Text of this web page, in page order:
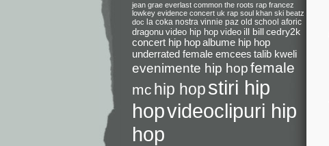
jean grae everlast common the roots rap francez
lowkey evidence concert uk rap soul khan ski beatz
doc la coka nostra vinnie paz old school aforic
dragonu video hip hop video ill bill cedry2k
concert hip hopalbume hip hop
underrated female emcees talib kweli
evenimente hip hopfemale
mc hip hopstiri hip
hopvideoclipuri hip
hop